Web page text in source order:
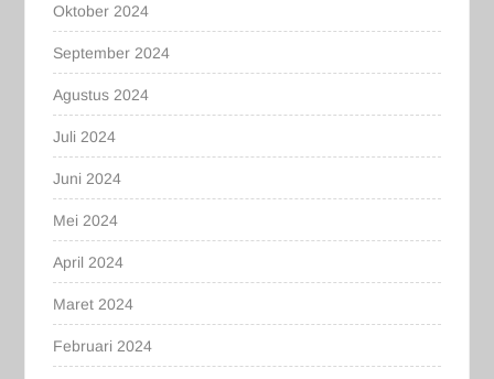
Oktober 2024
September 2024
Agustus 2024
Juli 2024
Juni 2024
Mei 2024
April 2024
Maret 2024
Februari 2024